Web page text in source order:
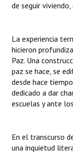
Premio al Mérito
Mujeres que
Periodistas
Ciudadano
Banca del Vecino
de seguir
La experiencia
hicieron
Paz. Una
paz se hace, se
desde hace
dedicado a dar
escuelas y ante
En el transcurso
una inquietud